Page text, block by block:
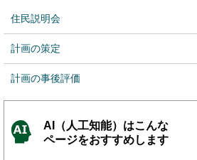
住民説明会
計画の策定
計画の事後評価
AI（人工知能）はこんな
ページをおすすめします